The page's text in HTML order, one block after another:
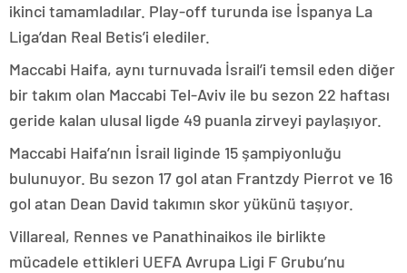
ikinci tamamladılar. Play-off turunda ise İspanya La
Liga’dan Real Betis’i elediler.
Maccabi Haifa, aynı turnuvada İsrail’i temsil eden diğer
bir takım olan Maccabi Tel-Aviv ile bu sezon 22 haftası
geride kalan ulusal ligde 49 puanla zirveyi paylaşıyor.
Maccabi Haifa’nın İsrail liginde 15 şampiyonluğu
bulunuyor. Bu sezon 17 gol atan Frantzdy Pierrot ve 16
gol atan Dean David takımın skor yükünü taşıyor.
Villareal, Rennes ve Panathinaikos ile birlikte
mücadele ettikleri UEFA Avrupa Ligi F Grubu’nu